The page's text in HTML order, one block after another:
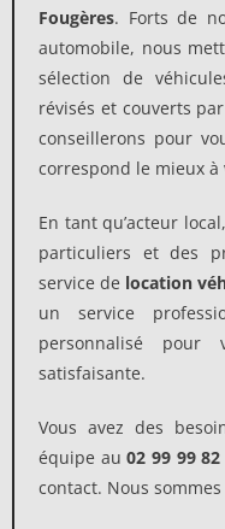
Fougères. Forts de
automobile, nous
sélection de
révisés et couverts
conseillerons pour
correspond le mieux à
En tant qu’acteur
particuliers et des
service de location
un service
personnalisé pour
satisfaisante.
Vous avez des
équipe au02 99 99 82
contact. Nous